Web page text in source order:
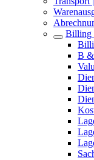
Billing
B &